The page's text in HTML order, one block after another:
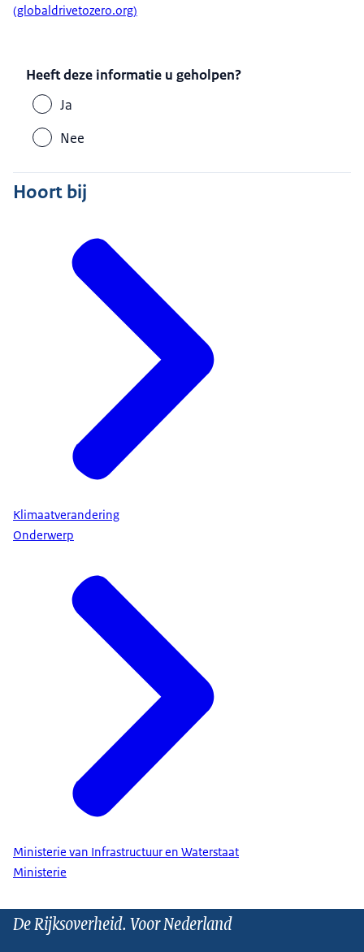
(globaldrivetozero.org)
Heeft deze informatie u geholpen?
Ja
Nee
Hoort bij
Klimaatverandering
Onderwerp
Ministerie van Infrastructuur en Waterstaat
Ministerie
De Rijksoverheid. Voor Nederland